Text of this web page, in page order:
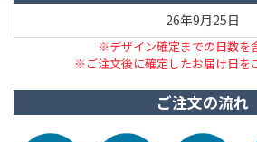
26年9月25日
※デザイン確定までの日数を
※ご注文後に確定したお届け日を
ご注文の流れ